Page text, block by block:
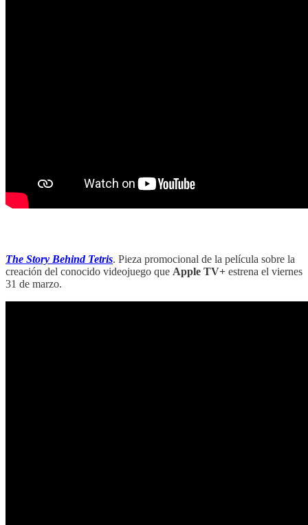
The Story Behind Tetris. Pieza promocional de la película sobre la
creación del conocido videojuego que Apple TV+ estrena el viernes
31 de marzo.